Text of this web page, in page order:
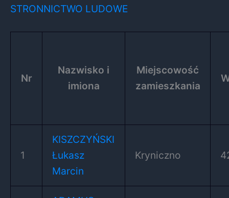
STRONNICTWO LUDOWE
Nr
Nazwisko i
imiona
Miejscowość
zamieszkania
1
KISZCZYŃSKI
Łukasz
Marcin
Kryniczno